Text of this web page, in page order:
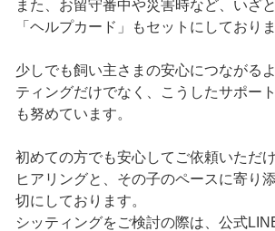
また、お留守番中や災害時など、いざ
「ヘルプカード」もセットにしておりま
少しでも飼い主さまの安心につながる
ティングだけでなく、こうしたサポー
も努めています。
初めての方でも安心してご依頼いただ
ヒアリングと、その子のペースに寄り
切にしております。
シッティングをご検討の際は、公式